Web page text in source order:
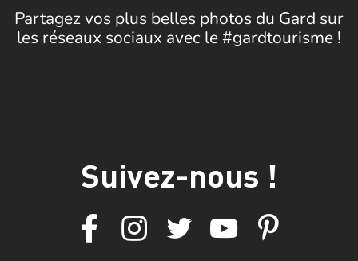
Partagez vos plus belles photos du Gard sur
les réseaux sociaux avec le #gardtourisme !
Suivez-nous !